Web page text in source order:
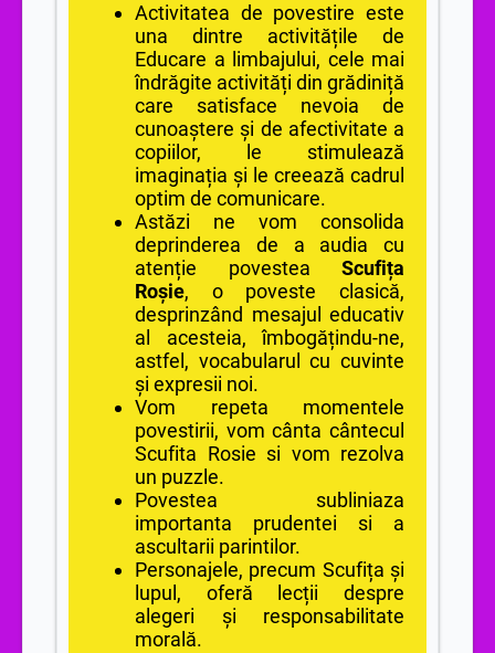
Activitatea de povestire este
una dintre activitățile de
Educare a limbajului, cele mai
îndrăgite activități din grădiniță
care satisface nevoia de
cunoaștere și de afectivitate a
copiilor, le stimulează
imaginația și le creează cadrul
optim de comunicare.
Astăzi ne vom consolida
deprinderea de a audia cu
atenție povestea Scufița
Roșie, o poveste clasică,
desprinzând mesajul educativ
al acesteia, îmbogățindu-ne,
astfel, vocabularul cu cuvinte
și expresii noi.
Vom repeta momentele
povestirii, vom cânta cântecul
Scufita Rosie si vom rezolva
un puzzle.
Povestea subliniaza
importanta prudentei si a
ascultarii parintilor.
Personajele, precum Scufița și
lupul, oferă lecții despre
alegeri și responsabilitate
morală.